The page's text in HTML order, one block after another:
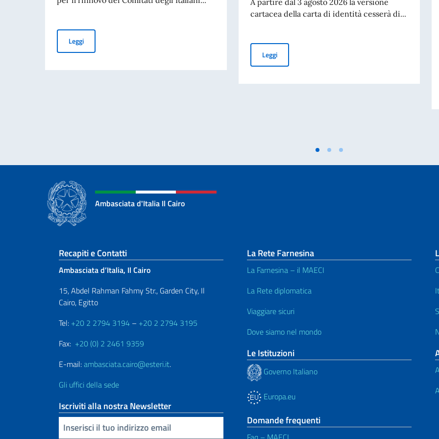
LeggiRinnovo dei Comitati degli Italiani all’Estero (Com.It.Es)
cartacea della carta di identità cesserà di...
LeggiCessazione della validità della carta d’identità
Ambasciata d'Italia Il Cairo
Sezione footer
Recapiti e Contatti
Ambasciata d’Italia, Il Cairo
15, Abdel Rahman Fahmy Str., Garden City, Il
Cairo, Egitto
Tel: +20 2 2794 3194 – +20 2 2794 3195
Fax: +20 (0) 2 2461 9359
E-mail:ambasciata.cairo@esteri.it.
Gli uffici della sede
Iscriviti alla nostra Newsletter
Inserisci la tua email
La Rete Farnesina
La Farnesina – il MAECI
La Rete diplomatica
Viaggiare sicuri
Dove siamo nel mondo
Le Istituzioni
Governo Italiano
Europa.eu
Domande frequenti